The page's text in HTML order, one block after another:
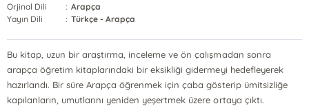
Orjinal Dili
: Arapça
Yayın Dili
: Türkçe - Arapça
Bu kitap, uzun bir araştırma, inceleme ve ön çalışmadan sonra
arapça öğretim kitaplarındaki bir eksikliği gidermeyi hedefleyerek
hazırlandı. Bir süre Arapça öğrenmek için çaba gösterip ümitsizliğe
kapılanların, umutlarını yeniden yeşertmek üzere ortaya çıktı.